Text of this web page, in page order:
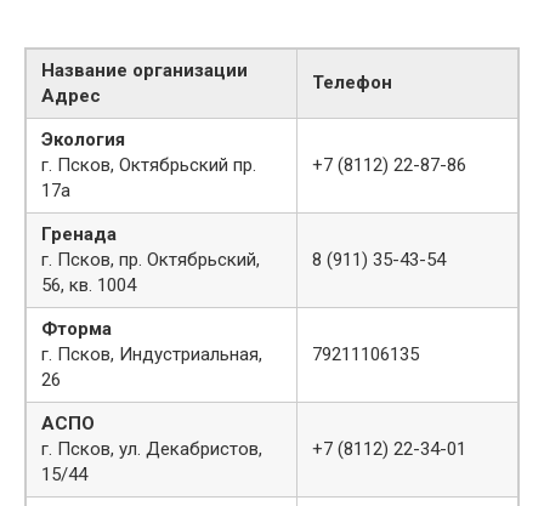
Название организации
Адрес
Телефон
Экология
г. Псков, Октябрьский пр.
17а
+7 (8112) 22-87-86
Гренада
г. Псков, пр. Октябрьский,
56, кв. 1004
8 (911) 35-43-54
Фторма
г. Псков, Индустриальная,
26
79211106135
АСПО
г. Псков, ул. Декабристов,
15/44
+7 (8112) 22-34-01